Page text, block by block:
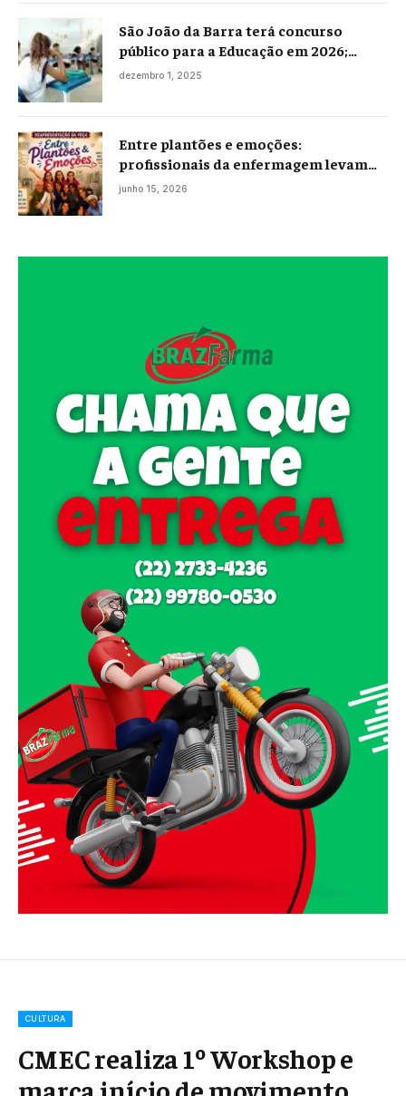
São João da Barra terá concurso
público para a Educação em 2026;
projeto já está na Câmara
dezembro 1, 2025
Entre plantões e emoções:
profissionais da enfermagem levam
histórias reais ao palco em Campos
junho 15, 2026
CULTURA
CMEC realiza 1º Workshop e